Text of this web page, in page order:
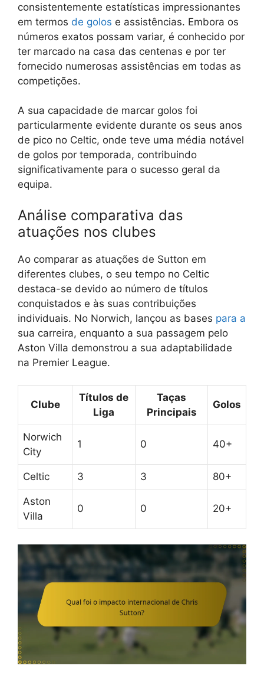
consistentemente estatísticas impressionantes
em termos de golos e assistências. Embora os
números exatos possam variar, é conhecido por
ter marcado na casa das centenas e por ter
fornecido numerosas assistências em todas as
competições.
A sua capacidade de marcar golos foi
particularmente evidente durante os seus anos
de pico no Celtic, onde teve uma média notável
de golos por temporada, contribuindo
significativamente para o sucesso geral da
equipa.
Análise comparativa das
atuações nos clubes
Ao comparar as atuações de Sutton em
diferentes clubes, o seu tempo no Celtic
destaca-se devido ao número de títulos
conquistados e às suas contribuições
individuais. No Norwich, lançou as bases para a
sua carreira, enquanto a sua passagem pelo
Aston Villa demonstrou a sua adaptabilidade
na Premier League.
Clube
Títulos de
Liga
Taças
Principais
Golos
Norwich
City
1 0 40+
Celtic 3 3 80+
Aston
Villa
0 0 20+